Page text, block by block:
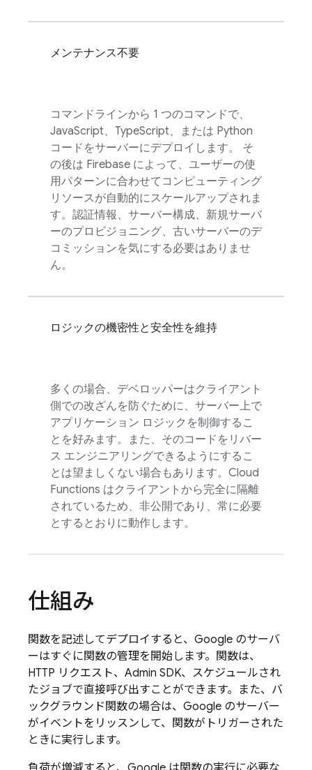
メンテナンス不要
コマンドラインから 1 つのコマンドで、
JavaScript、TypeScript、または Python
コードをサーバーにデプロイします。 そ
の後は Firebase によって、ユーザーの使
用パターンに合わせてコンピューティング
リソースが自動的にスケールアップされま
す。認証情報、サーバー構成、新規サーバ
ーのプロビジョニング、古いサーバーのデ
コミッションを気にする必要はありませ
ん。
ロジックの機密性と安全性を維持
多くの場合、デベロッパーはクライアント
側での改ざんを防ぐために、サーバー上で
アプリケーション ロジックを制御するこ
とを好みます。また、そのコードをリバー
ス エンジニアリングできるようにするこ
とは望ましくない場合もあります。 Cloud
Functions はクライアントから完全に隔離
されているため、非公開であり、常に必要
とするとおりに動作します。
仕組み
関数を記述してデプロイすると、Google のサーバ
ーはすぐに関数の管理を開始します。関数は、
HTTP リクエスト、 Admin SDK、スケジュールされ
たジョブで直接呼び出すことができます。また、バ
ックグラウンド関数の場合は、Google のサーバー
がイベントをリッスンして、関数がトリガーされた
ときに実行します。